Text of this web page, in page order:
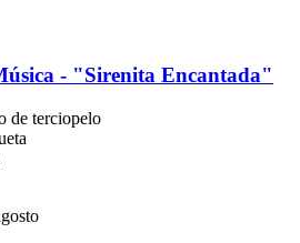
-​ "Sirenita Encantada"
de terciopelo